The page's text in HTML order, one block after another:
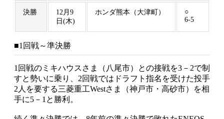
決勝
12月9
日(木)
ホンダ熊本（大津町）
○
6-5
■1回戦～準決勝
1回戦のミキハウスさま（八尾市）との接戦を3－2で制
すと勢いに乗り、2回戦ではドラフト指名を受けた投手
2人を要する三菱重工Westさま（神戸市・高砂市）を相
手に5－1と勝利。